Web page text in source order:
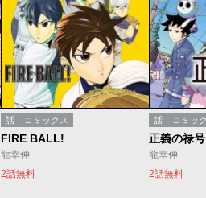
話 コミックス
FIRE BALL!
龍幸伸
2話無料
話 コミッ
正義の禄号
龍幸伸
2話無料